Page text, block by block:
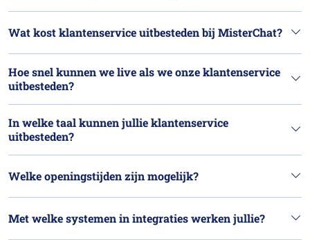
Wat kost klantenservice uitbesteden bij MisterChat?
Hoe snel kunnen we live als we onze klantenservice
uitbesteden?
In welke taal kunnen jullie klantenservice
uitbesteden?
Welke openingstijden zijn mogelijk?
Met welke systemen in integraties werken jullie?